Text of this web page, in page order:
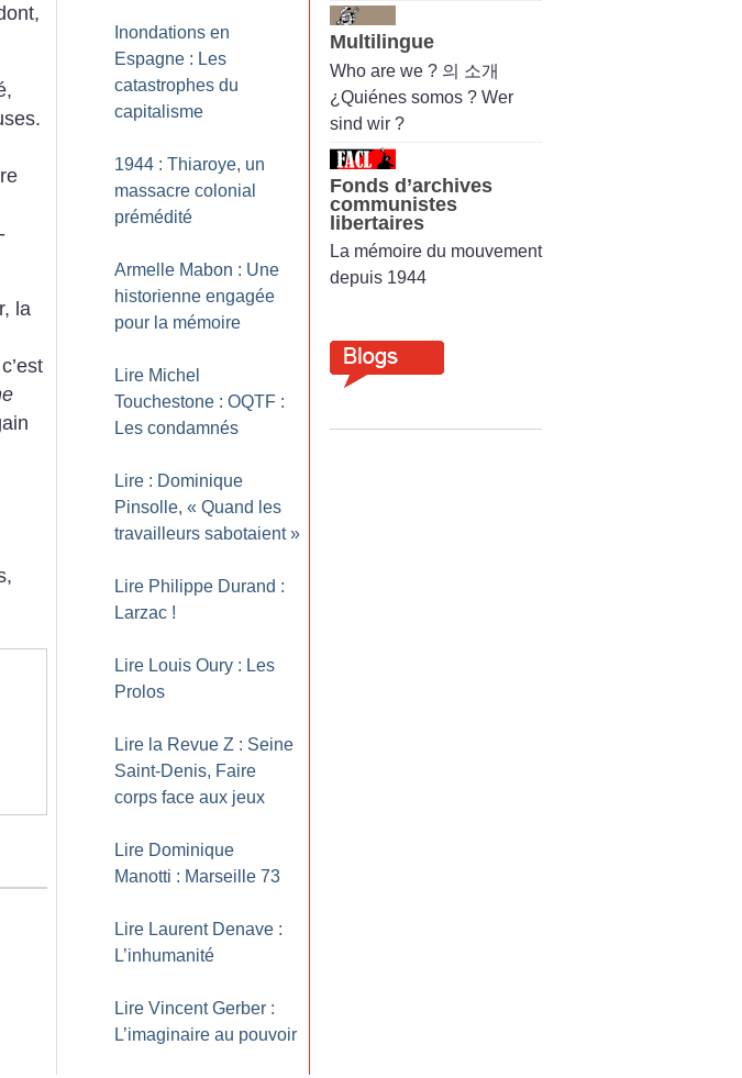
la
Inondations en
Espagne : Les
catastrophes du
capitalisme
1944 : Thiaroye, un
massacre colonial
prémédité
Armelle Mabon : Une
historienne engagée
pour la mémoire
Lire Michel
Touchestone : OQTF :
Les condamnés
Lire : Dominique
Pinsolle, « Quand les
travailleurs sabotaient »
Lire Philippe Durand :
Larzac !
Lire Louis Oury : Les
Prolos
Lire la Revue Z : Seine
Saint-Denis, Faire
corps face aux jeux
Lire Dominique
Manotti : Marseille 73
Lire Laurent Denave :
L’inhumanité
Lire Vincent Gerber :
L’imaginaire au pouvoir
Multilingue
Who are we ? 의 소개
¿Quiénes somos ? Wer
sind wir ?
Fonds d’archives
communistes
libertaires
La mémoire du mouvement
depuis 1944